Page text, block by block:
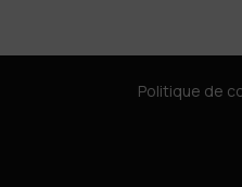
Politique de